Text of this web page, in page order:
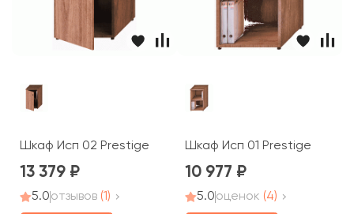
Шкаф Исп 02 Prestige
13 379
5.0отзывов (1)
Шкаф Исп 01 Prestige
10 977
5.0оценок (4)